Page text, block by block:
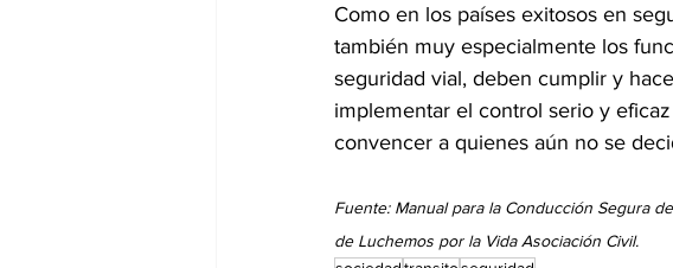
Como en los países exitosos en
también muy especialmente los
seguridad vial, deben cumplir y
implementar el control serio y
convencer a quienes aún no se
Fuente: Manual para la Conducción Segura
de Luchemos por la Vida Asociación Civil.